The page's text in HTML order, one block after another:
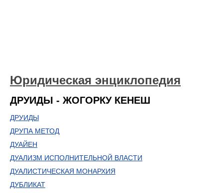
Юридическая энциклопедия
ДРУИДЫ - ЖОГОРКУ КЕНЕШ
ДРУИДЫ
ДРУПА МЕТОД
ДУАЙЕН
ДУАЛИЗМ ИСПОЛНИТЕЛЬНОЙ ВЛАСТИ
ДУАЛИСТИЧЕСКАЯ МОНАРХИЯ
ДУБЛИКАТ